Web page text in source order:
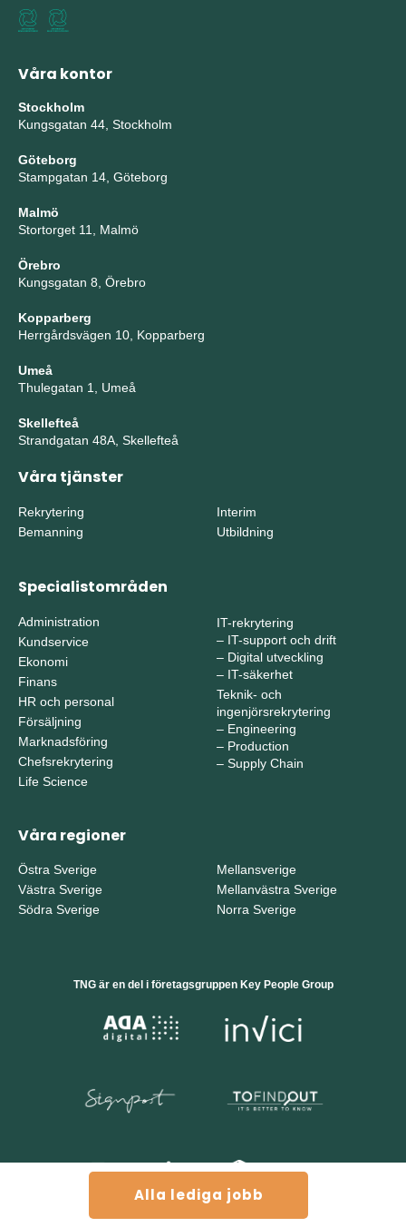
Alla lediga jobb
Våra kontor
Stockholm
Kungsgatan 44, Stockholm
Göteborg
Stampgatan 14, Göteborg
Malmö
Stortorget 11, Malmö
Örebro
Kungsgatan 8, Örebro
Kopparberg
Herrgårdsvägen 10, Kopparberg
Umeå
Thulegatan 1, Umeå
Skellefteå
Strandgatan 48A, Skellefteå
Våra tjänster
Rekrytering
Bemanning
Interim
Utbildning
Specialistområden
Administration
Kundservice
Ekonomi
Finans
HR och personal
Försäljning
Marknadsföring
Chefsrekrytering
Life Science
IT-rekrytering
– IT-support och drift
– Digital utveckling
– IT-säkerhet
Teknik- och
ingenjörsrekrytering
– Engineering
– Production
– Supply Chain
Våra regioner
Östra Sverige
Västra Sverige
Södra Sverige
Mellansverige
Mellanvästra Sverige
Norra Sverige
TNG är en del i företagsgruppen Key People Group